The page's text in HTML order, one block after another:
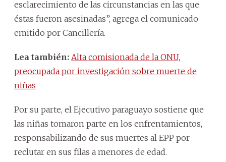
esclarecimiento de las circunstancias en las que
éstas fueron asesinadas”, agrega el comunicado
emitido por Cancillería.
Lea también: Alta comisionada de la ONU,
preocupada por investigación sobre muerte de
niñas
Por su parte, el Ejecutivo paraguayo sostiene que
las niñas tomaron parte en los enfrentamientos,
responsabilizando de sus muertes al EPP por
reclutar en sus filas a menores de edad.